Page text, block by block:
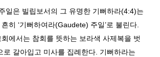
일은 빌립보서의 그 유명한 기뻐하라(4:4)는
히 ‘기뻐하여라(Gaudete) 주일’로 불린다
에서는 참회를 뜻하는 보라색 사제복을 벗
로 갈아입고 미사를 집례한다 기뻐하라는